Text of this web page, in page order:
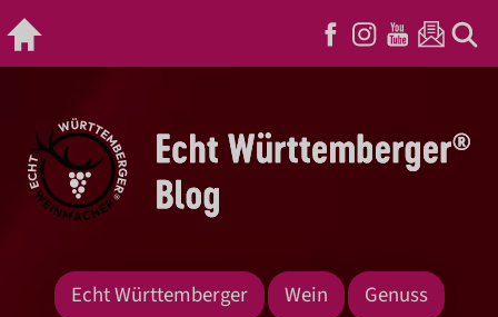
Echt Württemberger Wein
Genuss